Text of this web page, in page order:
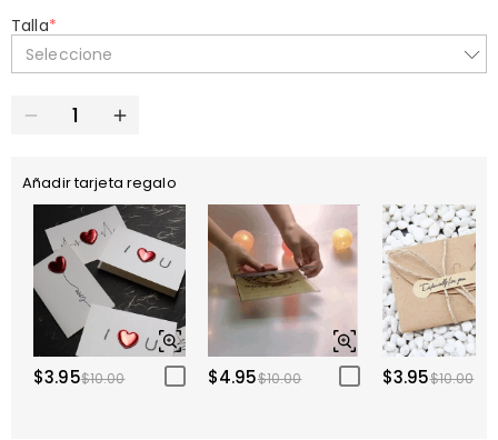
Talla*
Seleccione
Añadir tarjeta regalo
$3.95$10.00 $4.95$10.00 $3.95$10.00